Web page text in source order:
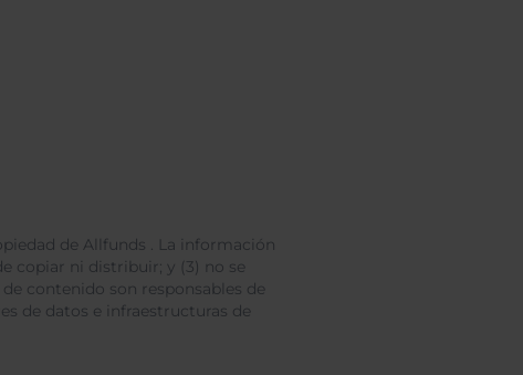
de Allfunds . La información
copiar ni distribuir; y (3) no se
contenido son responsables de
de datos e infraestructuras de